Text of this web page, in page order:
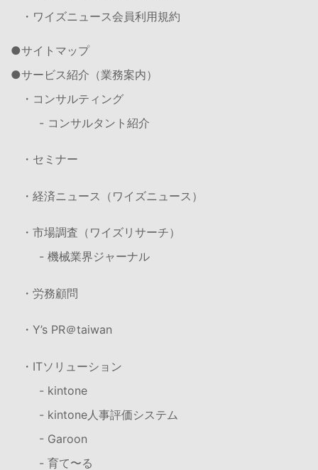
・ワイズニュース会員利用規約
サイトマップ
サービス紹介（業務案内）
・コンサルティング
- コンサルタント紹介
・セミナー
・経済ニュース（ワイズニュース）
・市場調査（ワイズリサーチ）
- 機械業界ジャーナル
・労務顧問
・Y’s PR＠taiwan
・ITソリューション
- kintone
- kintone人事評価システム
- Garoon
- 育て〜る